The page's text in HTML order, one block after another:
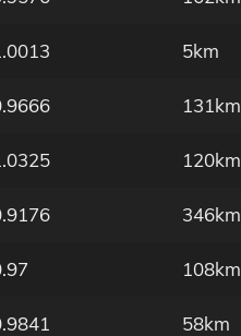
5km
131km
120km
346km
108km
58km